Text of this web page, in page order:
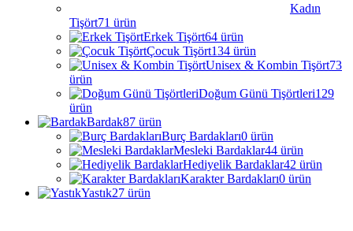
Kadın
Tişört71 ürün
Erkek Tişört64 ürün
Çocuk Tişört134 ürün
Unisex & Kombin Tişört73
ürün
Doğum Günü Tişörtleri129
ürün
Bardak87 ürün
Burç Bardakları0 ürün
Mesleki Bardaklar44 ürün
Hediyelik Bardaklar42 ürün
Karakter Bardakları0 ürün
Yastık27 ürün